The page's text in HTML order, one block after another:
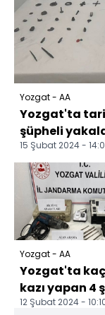
Yozgat - AA
Yozgat'ta
şüpheli
15 Şubat 2024 -
Yozgat - AA
Yozgat'ta
kazı yapan 4
suçüstü
12 Şubat 2024 -